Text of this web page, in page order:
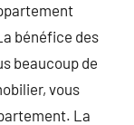
bénéfice des
beaucoup de
vous
La